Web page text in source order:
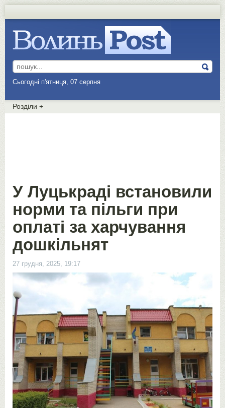
Сьогодні п'ятниця, 07 серпня
Розділи +
У Луцькраді встановили
норми та пільги при
оплаті за харчування
дошкільнят
27 грудня, 2025, 19:17